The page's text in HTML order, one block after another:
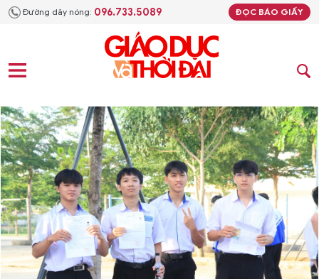
Đường dây nóng: 096.733.5089 ĐỌC BÁO GIẤY